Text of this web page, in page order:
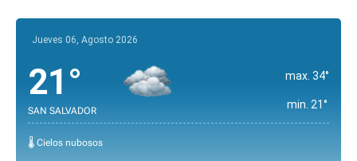
Jueves 06, Agosto 2026
21°
SAN SALVADOR
max. 34°
min. 21°
🌡️ Cielos nubosos